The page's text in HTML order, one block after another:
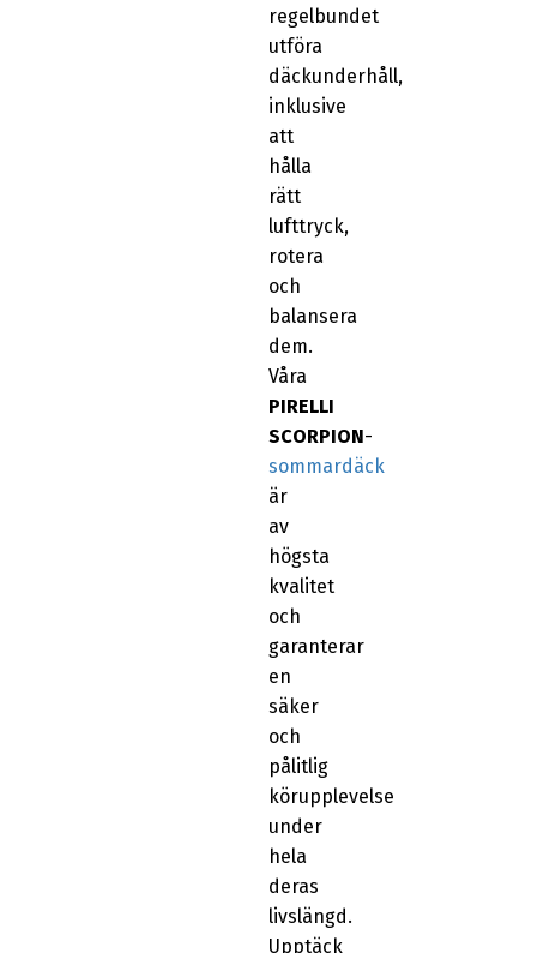
regelbundet
utföra
däckunderhåll,
inklusive
att
hålla
rätt
lufttryck,
rotera
och
balansera
dem.
Våra
PIRELLI
SCORPION-
sommardäck
är
av
högsta
kvalitet
och
garanterar
en
säker
och
pålitlig
körupplevelse
under
hela
deras
livslängd.
Upptäck